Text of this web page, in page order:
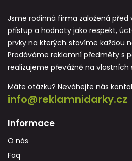
Jsme rodinná firma založená před
přístup a hodnoty jako respekt,
prvky na kterých stavíme každou
Prodáváme reklamní předměty s
realizujeme převážně na vlastních
Máte otázku? Neváhejte nás
info@reklamnidarky.cz
Informace
O nás
Faq